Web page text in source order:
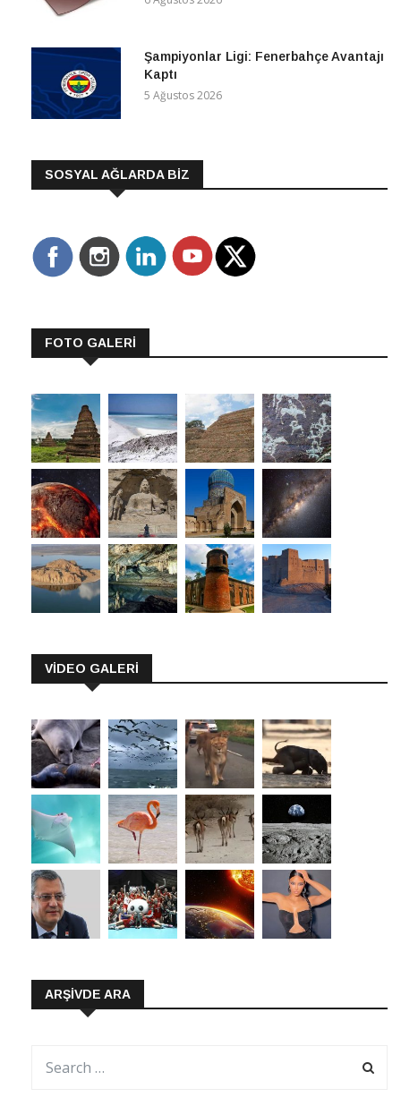
Şampiyonlar Ligi: Fenerbahçe Avantajı
Kaptı
5 Ağustos 2026
SOSYAL AĞLARDA BİZ
FOTO GALERİ
VİDEO GALERİ
ARŞIVDE ARA